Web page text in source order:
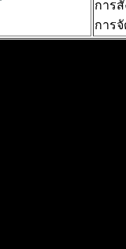
การสั่
การ